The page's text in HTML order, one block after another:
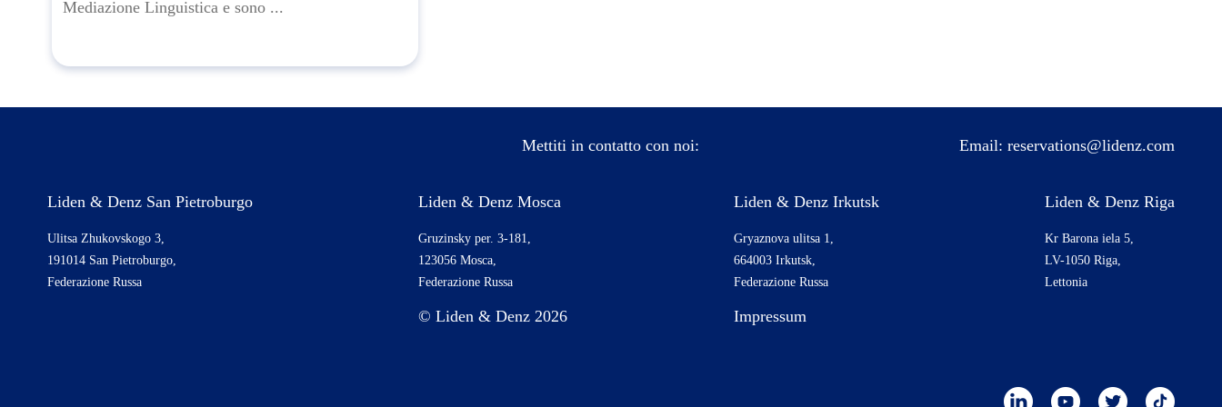
Mediazione Linguistica e sono ...
Mettiti in contatto con noi: Email: reservations@lidenz.com
Liden & Denz San Pietroburgo
Ulitsa Zhukovskogo 3,
191014 San Pietroburgo,
Federazione Russa
Liden & Denz Mosca
Gruzinsky per. 3-181,
123056 Mosca,
Federazione Russa
© Liden & Denz 2026
Liden & Denz Irkutsk
Gryaznova ulitsa 1,
664003 Irkutsk,
Federazione Russa
Impressum
Liden & Denz Riga
Kr Barona iela 5,
LV-1050 Riga,
Lettonia